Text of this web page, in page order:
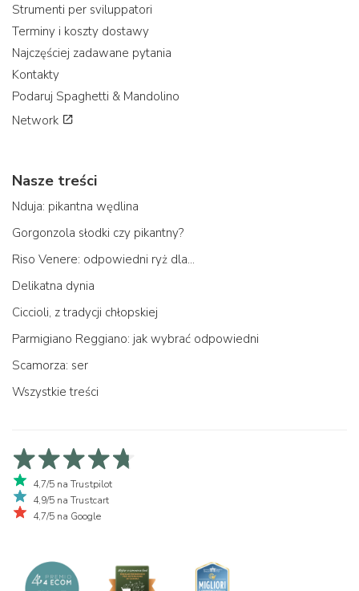
Strumenti per sviluppatori
Terminy i koszty dostawy
Najczęściej zadawane pytania
Kontakty
Podaruj Spaghetti & Mandolino
Network
Nasze treści
Nduja: pikantna wędlina
Gorgonzola słodki czy pikantny?
Riso Venere: odpowiedni ryż dla...
Delikatna dynia
Ciccioli, z tradycji chłopskiej
Parmigiano Reggiano: jak wybrać odpowiedni
Scamorza: ser
Wszystkie treści
4,7/5 na Trustpilot
4,9/5 na Trustcart
4,7/5 na Google